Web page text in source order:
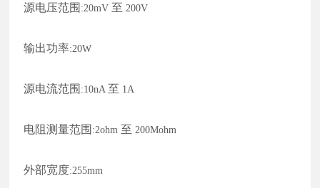
源电压范围 :20mV 至 200V
输出功率:20W
源电流范围 :10nA 至 1A
电阻测量范围 :2ohm 至 200Mohm
外部宽度:255mm